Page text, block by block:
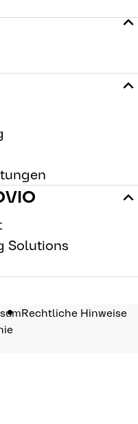
Solutions
Rechtliche Hinweise